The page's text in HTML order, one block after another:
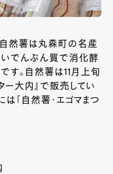
然薯は丸森町の名産
いでんぷん質で消化酵
す。自然薯は11月上旬
ー大内』で販売してい
は「自然薯・エゴマまつ